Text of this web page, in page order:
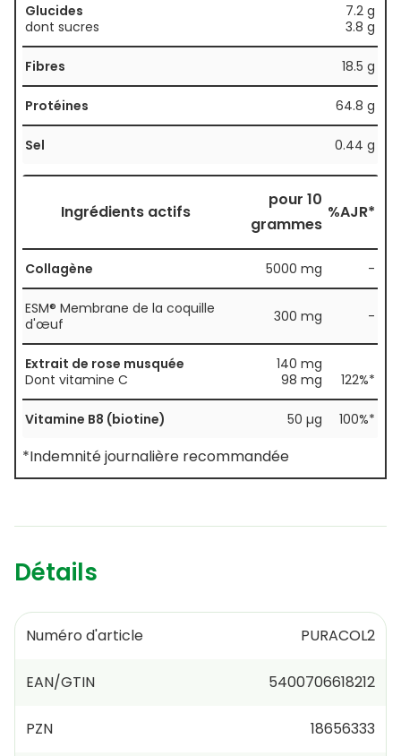
Détails
Numéro d'article PURACOL2
EAN/GTIN 5400706618212
PZN 18656333
Glucides
dont sucres
7.2 g
3.8 g
Fibres 18.5 g
Protéines 64.8 g
Sel 0.44 g
Ingrédients actifs
pour 10
grammes
%AJR*
Collagène 5000 mg -
ESM® Membrane de la coquille
d'œuf
300 mg -
Extrait de rose musquée
Dont vitamine C
140 mg
98 mg
122%*
Vitamine B8 (biotine) 50 µg 100%*
*Indemnité journalière recommandée